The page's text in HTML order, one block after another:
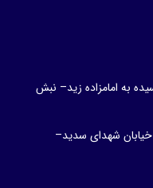
به امامزاده زید– نبش
خیابان شهدای سدید–